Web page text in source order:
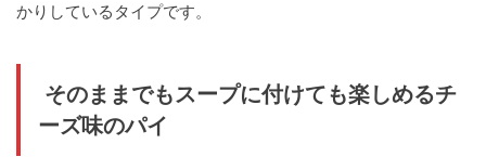
かりしているタイプです。
そのままでもスープに付けても楽しめるチ
ーズ味のパイ